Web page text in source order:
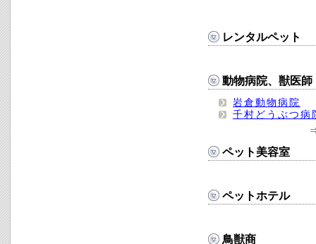
レンタルペット
動物病院、獣医師
岩倉動物病院
千村どうぶつ病
ペット美容室
ペットホテル
鳥獣商